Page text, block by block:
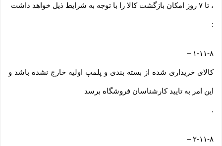
، تا ۷ روز امکان بازگشت کالا را با توجه به شرایط ذیل خواهد داشت
:
۱-۱۱-۸ –
کالای خریداری شده از بسته بندی و پلمپ اولیه خارج نشده باشد و
این امر به تایید کارشناسان فروشگاه برسد
.
۲-۱۱-۸–